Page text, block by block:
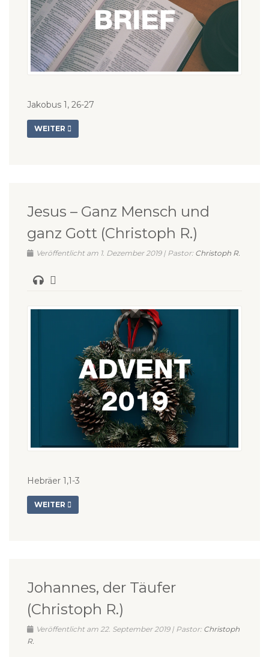
Jakobus 1, 26-27
WEITER
Jesus – Ganz Mensch und
ganz Gott (Christoph R.)
Veröffentlicht am 1. Dezember 2019 | Pastor: Christoph R.
Hebräer 1,1-3
WEITER
Johannes, der Täufer
(Christoph R.)
Veröffentlicht am 22. September 2019 | Pastor: Christoph
R.